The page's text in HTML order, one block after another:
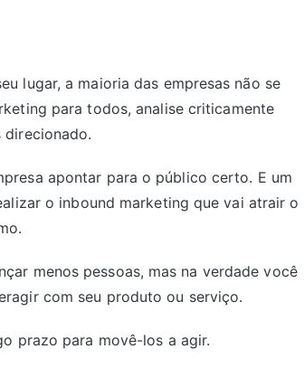
lugar, a maioria das empresas não se
para todos, analise criticamente
direcionado.
apontar para o público certo. E um
o inbound marketing que vai atrair o
menos pessoas, mas na verdade você
com seu produto ou serviço.
prazo para movê-los a agir.